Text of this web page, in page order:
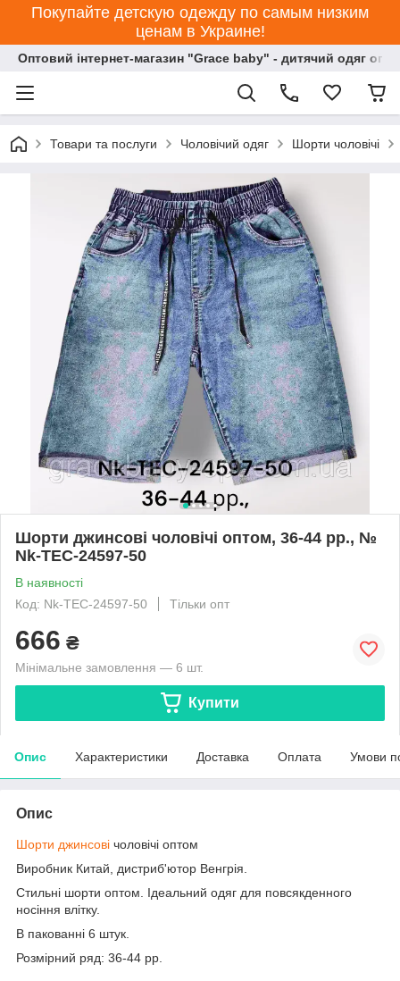
Покупайте детскую одежду по самым низким
ценам в Украине!
Оптовий інтернет-магазин "Grace baby" - дитячий одяг
Товари та послуги Чоловічий одяг Шорти чоловічі
Шорти джинсові чоловічі оптом, 36-44 рр., №
Nk-TEC-24597-50
В наявності
Код: Nk-TEC-24597-50
Тільки опт
666 ₴
Мінімальне замовлення — 6 шт.
Купити
Опис Характеристики Доставка Оплата Умови
Опис
Шорти джинсові чоловічі оптом
Виробник Китай, дистриб'ютор Венгрія.
Стильні шорти оптом. Ідеальний одяг для повсякденного
носіння влітку.
В пакованні 6 штук.
Розмірний ряд: 36-44 рр.